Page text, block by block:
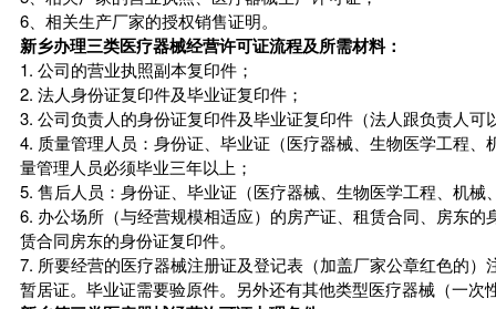
6、相关生产厂家的授权销售证明。
新乡办理三类医疗器械经营许可证流程及所需材料：
1. 公司的营业执照副本复印件；
2. 法人身份证复印件及毕业证复印件；
3. 公司负责人的身份证复印件及毕业证复印件（法人跟负责人
4. 质量管理人员：身份证、毕业证（医疗器械、生物医学工程
量管理人员必须毕业三年以上；
5. 售后人员：身份证、毕业证（医疗器械、生物医学工程、机
6. 办公场所（与经营规模相适应）的房产证、租赁合同、房东
赁合同房东的身份证复印件。
7. 所要经营的医疗器械注册证及登记表（加盖厂家公章红色的
暂居证。毕业证需要验原件。另外还有其他类型医疗器械（一